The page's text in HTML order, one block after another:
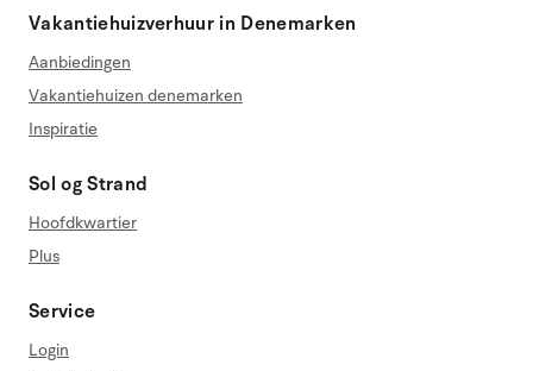
Vakantiehuizverhuur in Denemarken
Aanbiedingen
Vakantiehuizen denemarken
Inspiratie
Sol og Strand
Hoofdkwartier
Plus
Service
Login